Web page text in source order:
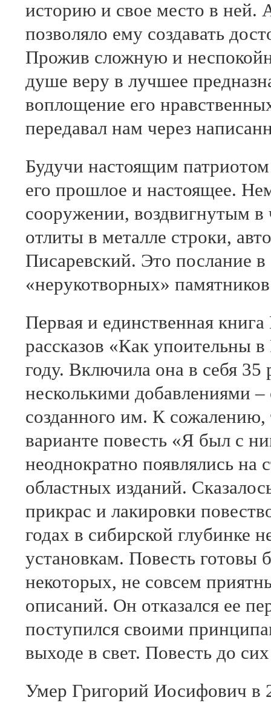
историю и свое место в ней.
позволяло ему создавать
Прожив сложную и
душе веру в лучшее
воплощение его
передавал нам через
Будучи настоящим
его прошлое и настоящее.
сооружении, воздвигнутым в
отлиты в металле строки,
Писаревский. Это послание
«нерукотворных»
Первая и единственная
рассказов «Как упоительны
году. Включила она в себя 35
несколькими добавлениями
созданного им. К сожалению,
варианте повесть «Я был с
неоднократно появлялись на
областных изданий.
прикрас и лакировки
годах в сибирской глубинке
установкам. Повесть готовы
некоторых, не совсем
описаний. Он отказался ее
поступился своими
выходе в свет. Повесть до
Умер Григорий Иосифович в